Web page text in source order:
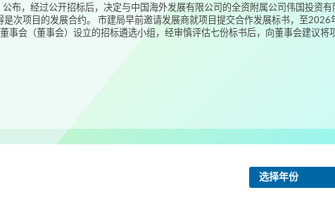
布，经过公开招标后，决定与中国海外发展有限公司的全资附属公司伟国投资
次项目的发展合约。 市建局早前邀请发展商就项目提交合作发展标书，至2026
事会（董事会）设立的招标遴选小组，经审慎评估七份标书后，向董事会建议将
选择年份